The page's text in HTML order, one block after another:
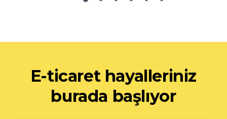
E-ticaret hayalleriniz
burada başlıyor